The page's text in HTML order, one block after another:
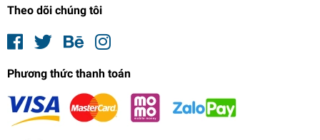
Theo dõi chúng tôi
Phương thức thanh toán